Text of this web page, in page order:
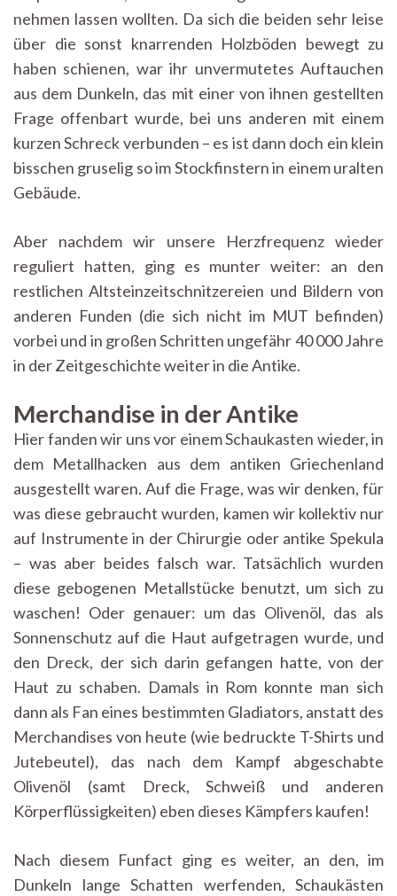
nehmen lassen wollten. Da sich die beiden sehr leise
über die sonst knarrenden Holzböden bewegt zu
haben schienen, war ihr unvermutetes Auftauchen
aus dem Dunkeln, das mit einer von ihnen gestellten
Frage offenbart wurde, bei uns anderen mit einem
kurzen Schreck verbunden – es ist dann doch ein klein
bisschen gruselig so im Stockfinstern in einem uralten
Gebäude.
Aber nachdem wir unsere Herzfrequenz wieder
reguliert hatten, ging es munter weiter: an den
restlichen Altsteinzeitschnitzereien und Bildern von
anderen Funden (die sich nicht im MUT befinden)
vorbei und in großen Schritten ungefähr 40 000 Jahre
in der Zeitgeschichte weiter in die Antike.
Merchandise in der Antike
Hier fanden wir uns vor einem Schaukasten wieder, in
dem Metallhacken aus dem antiken Griechenland
ausgestellt waren. Auf die Frage, was wir denken, für
was diese gebraucht wurden, kamen wir kollektiv nur
auf Instrumente in der Chirurgie oder antike Spekula
– was aber beides falsch war. Tatsächlich wurden
diese gebogenen Metallstücke benutzt, um sich zu
waschen! Oder genauer: um das Olivenöl, das als
Sonnenschutz auf die Haut aufgetragen wurde, und
den Dreck, der sich darin gefangen hatte, von der
Haut zu schaben. Damals in Rom konnte man sich
dann als Fan eines bestimmten Gladiators, anstatt des
Merchandises von heute (wie bedruckte T-Shirts und
Jutebeutel), das nach dem Kampf abgeschabte
Olivenöl (samt Dreck, Schweiß und anderen
Körperflüssigkeiten) eben dieses Kämpfers kaufen!
Nach diesem Funfact ging es weiter, an den, im
Dunkeln lange Schatten werfenden, Schaukästen